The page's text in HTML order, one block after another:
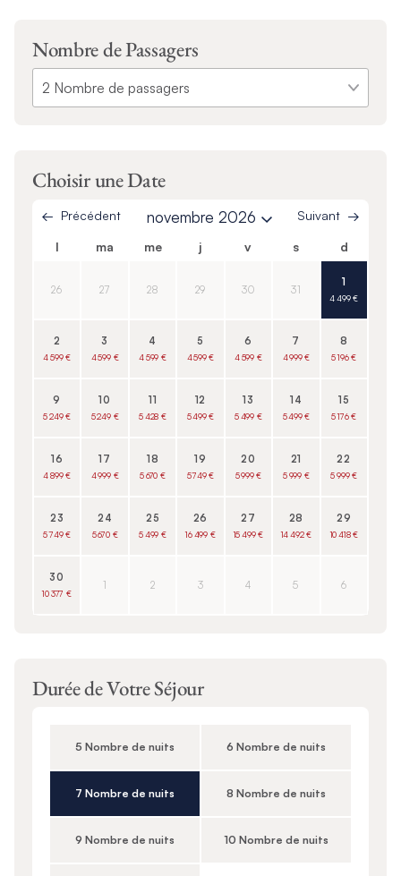
Nombre de Passagers
Choisir une Date
Précédent novembre 2026 Suivant
l ma me j v s d
26 27 28 29 30 31
1
4 499 €
2
4 599 €
3
4 599 €
4
4 599 €
5
4 599 €
6
4 599 €
7
4 999 €
8
5 196 €
9
5 249 €
10
5 249 €
11
5 428 €
12
5 499 €
13
5 499 €
14
5 499 €
15
5 176 €
16
4 899 €
17
4 999 €
18
5 670 €
19
5 749 €
20
5 999 €
21
5 999 €
22
5 999 €
23
5 749 €
24
5 670 €
25
5 499 €
26
16 499 €
27
15 499 €
28
14 492 €
29
10 418 €
30
10 377 €
1 2 3 4 5 6
Durée de Votre Séjour
5 Nombre de nuits 6 Nombre de nuits
7 Nombre de nuits 8 Nombre de nuits
9 Nombre de nuits 10 Nombre de nuits